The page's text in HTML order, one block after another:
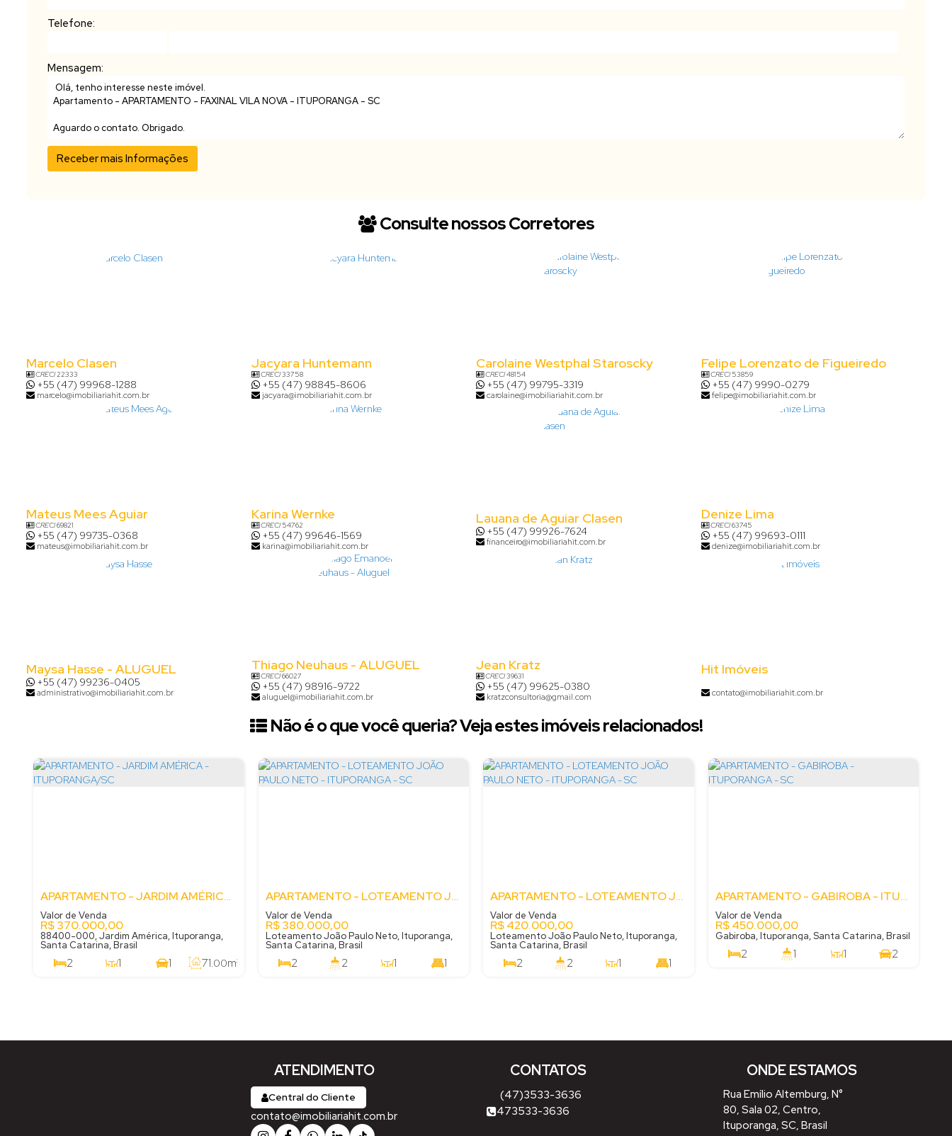
Telefone:
Mensagem:
Consulte nossos Corretores
Marcelo Clasen
CRECI22333
+55 (47) 99968-1288
marcelo@imobiliariahit.com.br
Jacyara Huntemann
CRECI33758
+55 (47) 98845-8606
jacyara@imobiliariahit.com.br
Carolaine Westphal Staroscky
CRECI48154
+55 (47) 99795-3319
carolaine@imobiliariahit.com.br
Felipe Lorenzato de Figueiredo
CRECI53859
+55 (47) 9990-0279
felipe@imobiliariahit.com.br
Mateus Mees Aguiar
CRECI69821
+55 (47) 99735-0368
mateus@imobiliariahit.com.br
Karina Wernke
CRECI54762
+55 (47) 99646-1569
karina@imobiliariahit.com.br
Lauana de Aguiar Clasen
+55 (47) 99926-7624
financeiro@imobiliariahit.com.br
Denize Lima
CRECI63745
+55 (47) 99693-0111
denize@imobiliariahit.com.br
Maysa Hasse - ALUGUEL
+55 (47) 99236-0405
administrativo@imobiliariahit.com.br
Thiago Neuhaus - ALUGUEL
CRECI66027
+55 (47) 98916-9722
aluguel@imobiliariahit.com.br
Jean Kratz
CRECI39631
+55 (47) 99625-0380
kratzconsultoria@gmail.com
Hit Imóveis
contato@imobiliariahit.com.br
Não é o que você queria? Veja estes imóveis relacionados!
APARTAMENTO - JARDIM AMÉRICA - ITUPORANGA/SC
R$370.000,00
Valor de Venda
88400-000, Jardim América, Ituporanga,
Santa Catarina, Brasil
2 1 1 71.00m²
APARTAMENTO - LOTEAMENTO JOÃO PAULO NETO - ITUPORANGA - SC
R$380.000,00
Valor de Venda
Loteamento João Paulo Neto, Ituporanga,
Santa Catarina, Brasil
2 2 1
1
APARTAMENTO - LOTEAMENTO JOÃO PAULO NETO - ITUPORANGA - SC
R$420.000,00
Valor de Venda
Loteamento João Paulo Neto, Ituporanga,
Santa Catarina, Brasil
2 2 1
1
APARTAMENTO - GABIROBA - ITUPORANGA - SC
R$450.000,00
Valor de Venda
Gabiroba, Ituporanga, Santa Catarina, Brasil
2 1 1
2
ATENDIMENTO
Central do Cliente
contato@imobiliariahit.com.br
CONTATOS
(47)3533-3636
473533-3636
ONDE ESTAMOS
Rua Emílio Altemburg, N°
80, Sala 02, Centro,
Ituporanga, SC, Brasil